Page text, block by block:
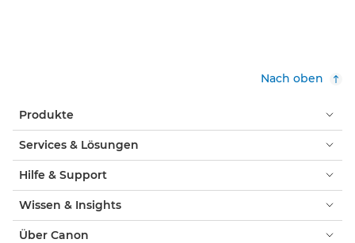
Nach oben
Produkte
Services & Lösungen
Hilfe & Support
Wissen & Insights
Über Canon